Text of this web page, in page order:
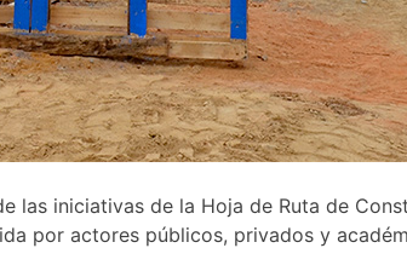
las iniciativas de la Hoja de Ruta de
por actores públicos, privados y